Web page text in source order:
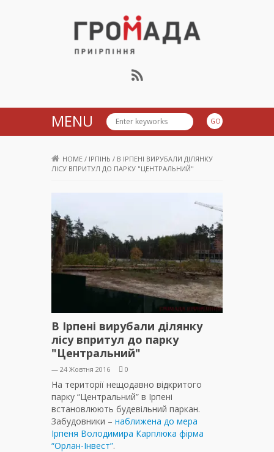
Громада Приірпіння
MENU
HOME / ІРПІНЬ / В ІРПЕНІ ВИРУБАЛИ ДІЛЯНКУ
ЛІСУ ВПРИТУЛ ДО ПАРКУ "ЦЕНТРАЛЬНИЙ"
В Ірпені вирубали ділянку
лісу впритул до парку
"Центральний"
— 24 Жовтня 2016 0
На території нещодавно відкритого
парку “Центральний” в Ірпені
встановлюють будевільний паркан.
Забудовники – наближена до мера
Ірпеня Володимира Карплюка фірма
“Орлан-Інвест”.